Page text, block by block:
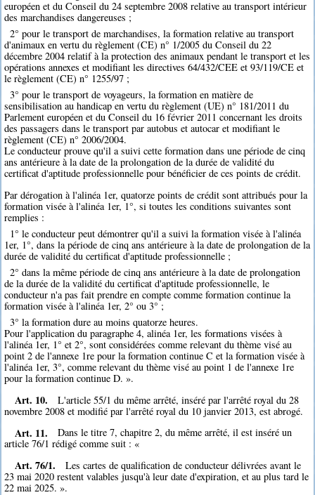
européen et du Conseil du 24 septembre 2008 relative au transport intérieur
des marchandises dangereuses ;
2° pour le transport de marchandises, la formation relative au transport
d'animaux en vertu du règlement (CE) n° 1/2005 du Conseil du 22
décembre 2004 relatif à la protection des animaux pendant le transport et les
opérations annexes et modifiant les directives 64/432/CEE et 93/119/CE et
le règlement (CE) n° 1255/97 ;
3° pour le transport de voyageurs, la formation en matière de
sensibilisation au handicap en vertu du règlement (UE) n° 181/2011 du
Parlement européen et du Conseil du 16 février 2011 concernant les droits
des passagers dans le transport par autobus et autocar et modifiant le
règlement (CE) n° 2006/2004.
Le conducteur prouve qu'il a suivi cette formation dans une période de cinq
ans antérieure à la date de la prolongation de la durée de validité du
certificat d'aptitude professionnelle pour bénéficier de ces points de crédit.
Par dérogation à l'alinéa 1er, quatorze points de crédit sont attribués pour la
formation visée à l'alinéa 1er, 1°, si toutes les conditions suivantes sont
remplies :
1° le conducteur peut démontrer qu'il a suivi la formation visée à l'alinéa
1er, 1°, dans la période de cinq ans antérieure à la date de prolongation de la
durée de validité du certificat d'aptitude professionnelle ;
2° dans la même période de cinq ans antérieure à la date de prolongation
de la durée de la validité du certificat d'aptitude professionnelle, le
conducteur n'a pas fait prendre en compte comme formation continue la
formation visée à l'alinéa 1er, 2° ou 3° ;
3° la formation dure au moins quatorze heures.
Pour l'application du paragraphe 4, alinéa 1er, les formations visées à
l'alinéa 1er, 1° et 2°, sont considérées comme relevant du thème visé au
point 2 de l'annexe 1re pour la formation continue C et la formation visée à
l'alinéa 1er, 3°, comme relevant du thème visé au point 1 de l'annexe 1re
pour la formation continue D. ».
Art. 10.
L'article 55/1 du même arrêté, inséré par l'arrêté royal du 28
novembre 2008 et modifié par l'arrêté royal du 10 janvier 2013, est abrogé.
Art. 11.
Dans le titre 7, chapitre 2, du même arrêté, il est inséré un
article 76/1 rédigé comme suit : «
Art. 76/1.
Les cartes de qualification de conducteur délivrées avant le
23 mai 2020 restent valables jusqu'à leur date d'expiration, et au plus tard le
22 mai 2025. ».